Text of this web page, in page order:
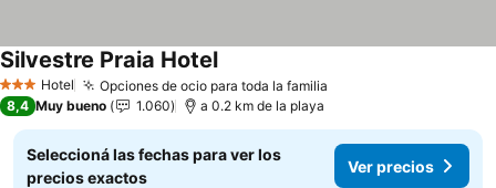
3 Estrellas
Hotel Opciones de ocio para toda la familia
Silvestre Praia Hotel
8,4 Muy bueno 1.060 a 0.2 km de la playa
Seleccioná las fechas para ver los
precios exactos
Ver precios